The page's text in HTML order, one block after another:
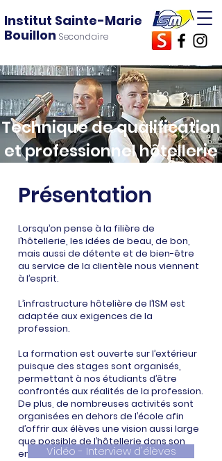
Institut Sainte-Marie
Bouillon Secondaire
Technique de qualification
et professionnel hôtellerie
Présentation
Lorsqu’on pense à la filière de
l’hôtellerie, les idées de beau, de bon,
mais aussi de détente et de bien-être
au service de la clientèle nous viennent
à l’esprit.
L’infrastructure hôtelière de l’ISM est
adaptée aux exigences de la
profession.
La formation est ouverte sur l’extérieur
puisque des stages sont organisés,
permettant à nos étudiants d’être
confrontés aux réalités de la profession.
De plus, de nombreuses activités sont
organisées en dehors de l’école afin
d’offrir aux élèves une vision aussi large
que possible de l’hôtellerie dans son
ensemble.Vidéo - Interview d'élèves